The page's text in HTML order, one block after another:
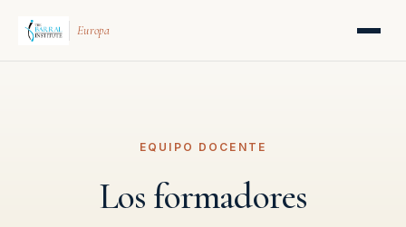
Europa
EQUIPO DOCENTE
Los formadores